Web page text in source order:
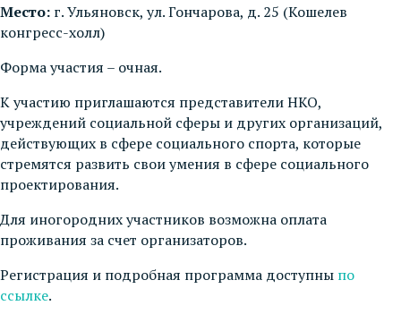
Место: г. Ульяновск, ул. Гончарова, д. 25 (Кошелев
конгресс-холл)
Форма участия – очная.
К участию приглашаются представители НКО,
учреждений социальной сферы и других организаций,
действующих в сфере социального спорта, которые
стремятся развить свои умения в сфере социального
проектирования.
Для иногородних участников возможна оплата
проживания за счет организаторов.
Регистрация и подробная программа доступны по
ссылке.